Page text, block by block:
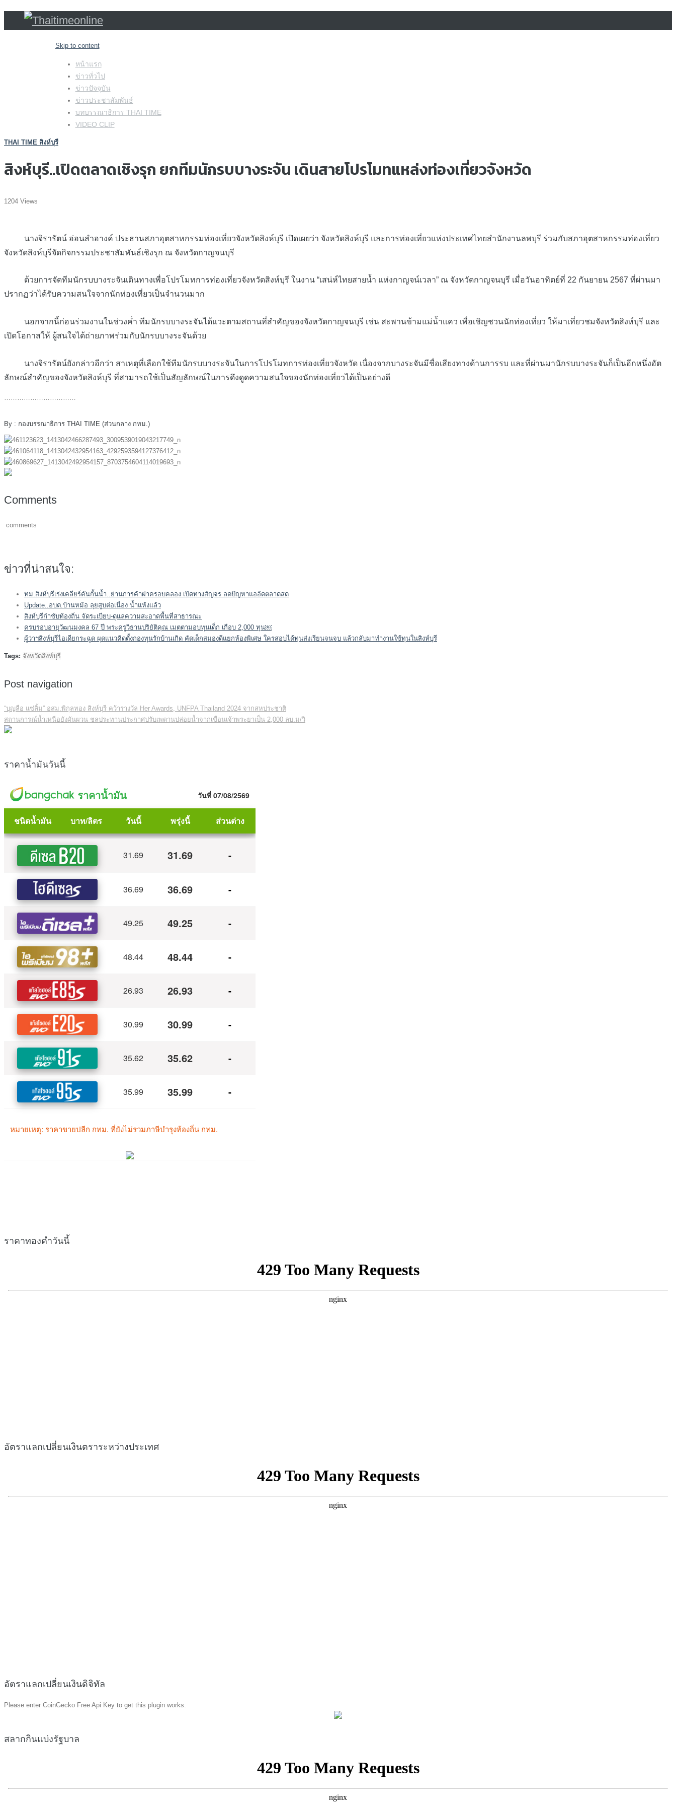
Skip to content
หน้าแรก
ข่าวทั่วไป
ข่าวปัจจุบัน
ข่าวประชาสัมพันธ์
บทบรรณาธิการ THAI TIME
VIDEO CLIP
THAI TIME สิงห์บุรี
สิงห์บุรี..เปิดตลาดเชิงรุก ยกทีมนักรบบางระจัน เดินสายโปรโมทแหล่งท่องเที่ยวจังหวัด
1204 Views
นางจิรารัตน์ อ่อนสำอางค์ ประธานสภาอุตสาหกรรมท่องเที่ยวจังหวัดสิงห์บุรี เปิดเผยว่า จังหวัดสิงห์บุรี และการท่องเที่ยวแห่งประเทศไทยสำนักงานลพบุรี ร่วมกับสภาอุตสาหกรรมท่องเที่ยว
จังหวัดสิงห์บุรีจัดกิจกรรมประชาสัมพันธ์เชิงรุก ณ จังหวัด​กาญ​จนบุรี
ด้วยการจัดทีมนักรบบางระจันเดินทางเพื่อโปรโมทการท่องเที่ยวจังหวัดสิงห์บุรี ในงาน “เสน่ห์ไทยสายน้ำ แห่งกาญจน์เวลา” ณ จังหวัดกาญจนบุรี เมื่อวันอาทิตย์ที่ 22 กันยายน 2567 ที่ผ่านมา
ปรากฏว่าได้รับความสนใจจากนักท่องเที่ยวเป็นจำนวนมาก
นอกจากนี้ก่อนร่วมงานในช่วงค่ำ ทีมนักรบบางระจันได้แวะตามสถานที่สำคัญของจังหวัดกาญจนบุรี เช่น สะพานข้ามแม่น้ำแคว เพื่อเชิญชวนนักท่องเที่ยว ให้มาเที่ยวชมจังหวัดสิงห์บุรี และ
เปิดโอกาสให้ ผู้สนใจได้ถ่ายภาพร่วมกับนักรบบางระจันด้วย
นางจิรารัตน์ยังกล่าวอีกว่า สาเหตุที่เลือกใช้ทีมนักรบบางระจันในการโปรโมทการท่องเที่ยวจังหวัด เนื่องจากบางระจันมีชื่อเสียงทางด้านการรบ และที่ผ่านมานักรบบางระจันก็เป็นอีกหนึ่งอัต
ลักษณ์สำคัญของจังหวัดสิงห์บุรี ที่สามารถใช้เป็นสัญลักษณ์ในการดึงดูดความสนใจของนักท่องเที่ยวได้เป็นอย่างดี
By : กองบรรณาธิการ THAI TIME (ส่วนกลาง กทม.)
Comments
comments
ข่าวที่น่าสนใจ:
ทม.สิงห์บุรีเร่งเคลียร์คันกั้นน้ำ..ย่านการค้าฝาครอบคลอง เปิดทางสัญจร ลดปัญหาแออัดตลาดสด
Update..อบต.บ้านหม้อ ลุยสูบต่อเนื่อง น้ำแห้งแล้ว
สิงห์บุรีกำชับท้องถิ่น จัดระเบียบ-ดูแลความสะอาดพื้นที่สาธารณะ
ครบรอบอายุวัฒนมงคล 67 ปี พระครูวิธานปริยัติคุณ เมตตามอบทุนเด็ก เกือบ 2,000 ทุน￼
ผู้ว่าฯสิงห์บุรีไอเดียกระฉูด ผุดแนวคิดตั้งกองทุนรักบ้านเกิด คัดเด็กสมองดีแยกห้องพิเศษ ใครสอบได้ทุนส่งเรียนจนจบ แล้วกลับมาทำงานใช้ทุนในสิงห์บุรี
Tags: จังหวัดสิงห์บุรี
Post navigation
“บุญลือ แซ่ลิ้ม” อสม.พิกุลทอง สิงห์บุรี คว้ารางวัล Her Awards, UNFPA Thailand 2024 จากสหประชาติ
สถานการณ์น้ำเหนือยังผันผวน ชลประทานประกาศปรับเพดานปล่อยน้ำจากเขื่อนเจ้าพระยาเป็น 2,000 ลบ.ม/วิ
ราคาน้ำมันวันนี้
ราคาทองคำวันนี้
อัตราแลกเปลี่ยนเงินตราระหว่างประเทศ
อัตราแลกเปลี่ยนเงินดิจิทัล
Please enter CoinGecko Free Api Key to get this plugin works.
สลากกินแบ่งรัฐบาล